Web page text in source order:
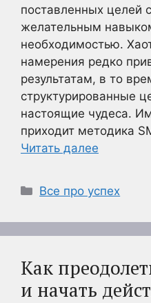
поставленных целей
желательным
необходимостью.
намерения редко
результатам, в то
структурированные
настоящие чудеса.
приходит методика
Читать далее
Рубрики
Все про успех
Как
и начать